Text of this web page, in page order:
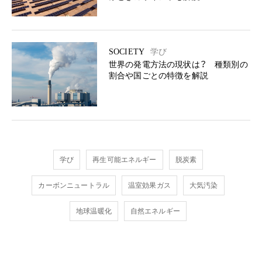
SOCIETY
学び
世界の発電方法の現状は？ 種類別の
割合や国ごとの特徴を解説
学び 再生可能エネルギー 脱炭素
カーボンニュートラル 温室効果ガス 大気汚染
地球温暖化 自然エネルギー